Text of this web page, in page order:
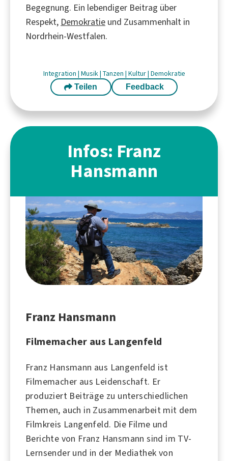
Begegnung. Ein lebendiger Beitrag über
Respekt, Demokratie und Zusammenhalt in
Nordrhein-Westfalen.
Integration | Musik| Tanzen | Kultur| Demokratie
Teilen Feedback
Infos: Franz
Hansmann
Franz Hansmann
Filmemacher aus Langenfeld
Franz Hansmann aus Langenfeld ist
Filmemacher aus Leidenschaft. Er
produziert Beiträge zu unterschiedlichen
Themen, auch in Zusammenarbeit mit dem
Filmkreis Langenfeld. Die Filme und
Berichte von Franz Hansmann sind im TV-
Lernsender und in der Mediathek von